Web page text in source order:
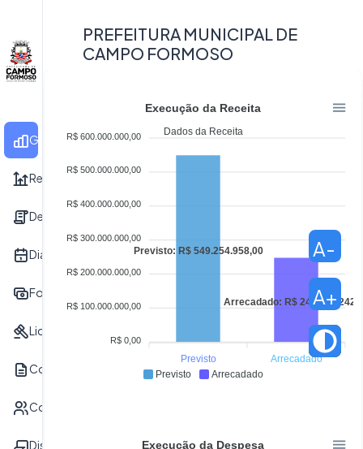
A+
A-
Gráficos
Receita
Despesa
Diárias
Folha de Pagamento
Licitação
Contrato
Convênvio
Dispensa
PREFEITURA MUNICIPAL DE
CAMPO FORMOSO
Previsto Arrecadado
Previsto Arrecadado
Previsto: R$ 549.254.958,00
Arrecadado: R$
Execução da Receita
Dados da Receita
R$ 600.000.000,00
R$ 500.000.000,00
R$ 400.000.000,00
R$ 300.000.000,00
R$ 200.000.000,00
R$ 100.000.000,00
R$ 0,00
Execução da Despesa